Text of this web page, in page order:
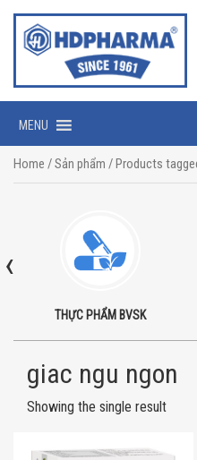
MENU
Home /Sản phẩm / Products
THỰC PHẨM BVSK
‹
giac ngu ngon
Showing the single result